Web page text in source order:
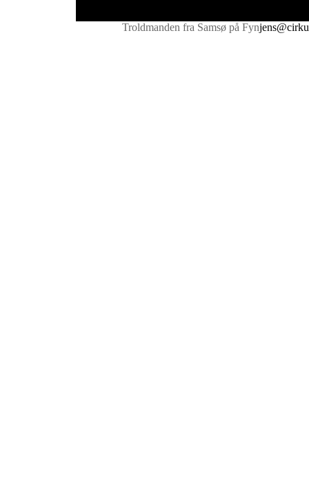
Troldmanden fra Samsø på Fyn